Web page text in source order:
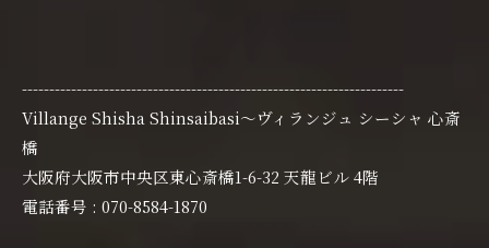
----------------------------------------------------------------------
Villange Shisha Shinsaibasi〜ヴィランジュ シーシャ 心斎
橋
大阪府大阪市中央区東心斎橋1-6-32 天龍ビル 4階
電話番号 : 070-8584-1870